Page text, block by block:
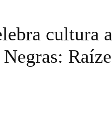
cultura